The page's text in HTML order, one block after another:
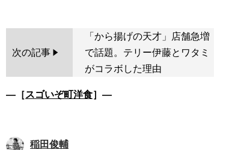
次の記事
「から揚げの天才」店舗急増
で話題。テリー伊藤とワタミ
がコラボした理由
―［スゴいぞ町洋食］―
稲田俊輔